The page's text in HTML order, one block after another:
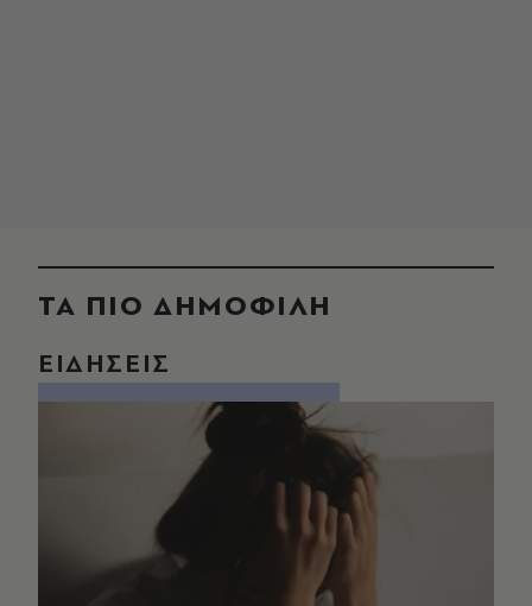
ΤΑ ΠΙΟ ΔΗΜΟΦΙΛΗ
ΕΙΔΗΣΕΙΣ